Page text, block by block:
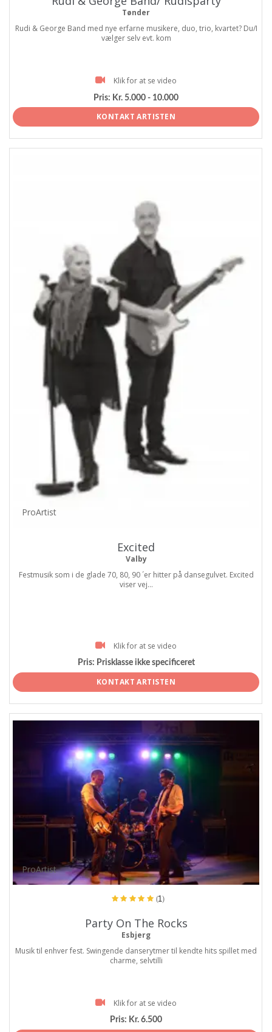
Tønder
Rudi & George Band med nye erfarne musikere, duo, trio, kvartet? Du/I
vælger selv evt. kom
Klik for at se video
Pris: Kr. 5.000 - 10.000
KONTAKT ARTISTEN
ProArtist
Excited
Valby
Festmusik som i de glade 70, 80, 90 ´er hitter på dansegulvet. Excited
viser vej...
Klik for at se video
Pris: Prisklasse ikke specificeret
KONTAKT ARTISTEN
ProArtist
(1)
Party On The Rocks
Esbjerg
Musik til enhver fest. Swingende danserytmer til kendte hits spillet med
charme, selvtilli
Klik for at se video
Pris: Kr. 6.500